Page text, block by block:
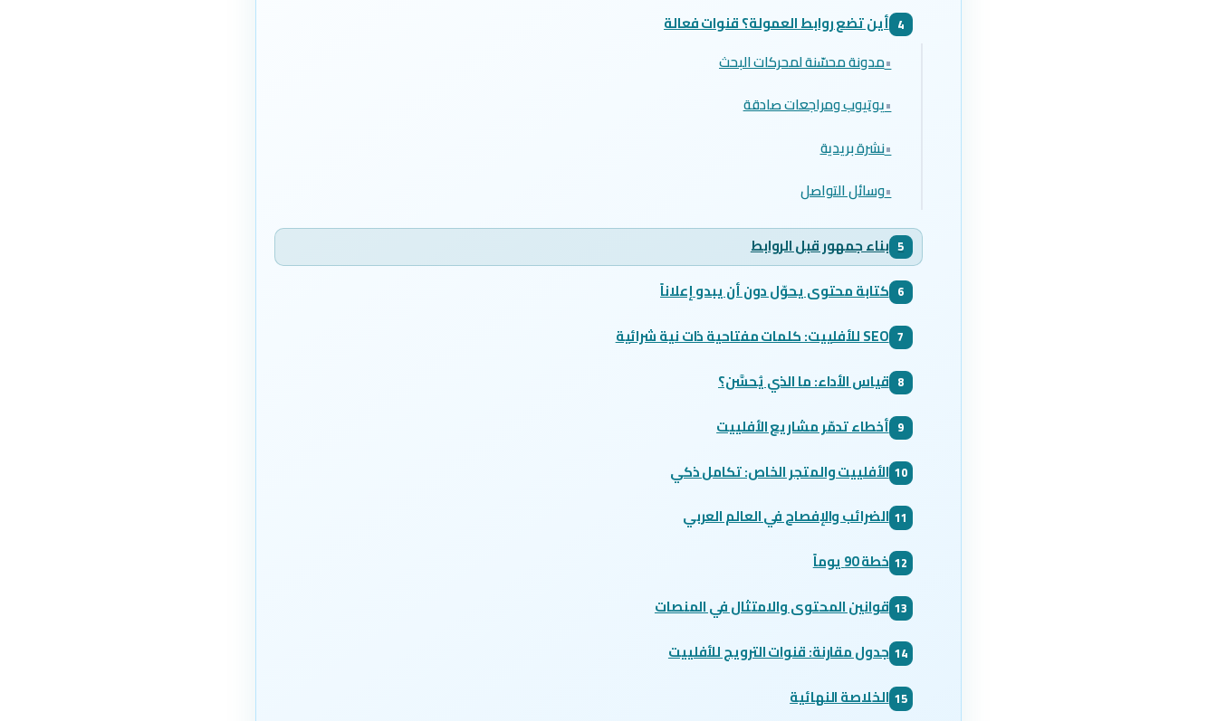
4 أين تضع روابط العمولة؟ قنوات فعالة
•مدونة محسّنة لمحركات البحث
•يوتيوب ومراجعات صادقة
•نشرة بريدية
•وسائل التواصل
5 بناء جمهور قبل الروابط
6 كتابة محتوى يحوّل دون أن يبدو إعلاناً
7 SEO للأفلييت: كلمات مفتاحية ذات نية شرائية
8 قياس الأداء: ما الذي يُحسَّن؟
9 أخطاء تدمّر مشاريع الأفلييت
10 الأفلييت والمتجر الخاص: تكامل ذكي
11 الضرائب والإفصاح في العالم العربي
12 خطة 90 يوماً
13 قوانين المحتوى والامتثال في المنصات
14 جدول مقارنة: قنوات الترويج للأفلييت
15 الخلاصة النهائية